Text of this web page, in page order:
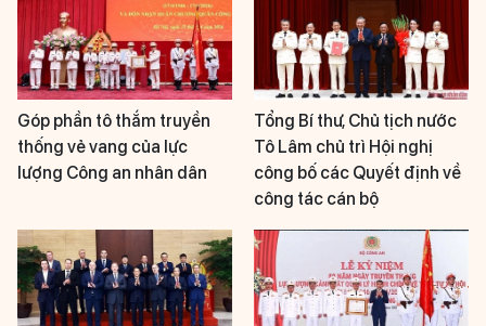
Góp phần tô thắm truyền
thống vẻ vang của lực
lượng Công an nhân dân
Tổng Bí thư, Chủ tịch nước
Tô Lâm chủ trì Hội nghị
công bố các Quyết định về
công tác cán bộ